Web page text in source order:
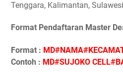
Tenggara, Kalimantan,
Format Pendaftaran Master
Format :
Contoh : MD#SUJOKO